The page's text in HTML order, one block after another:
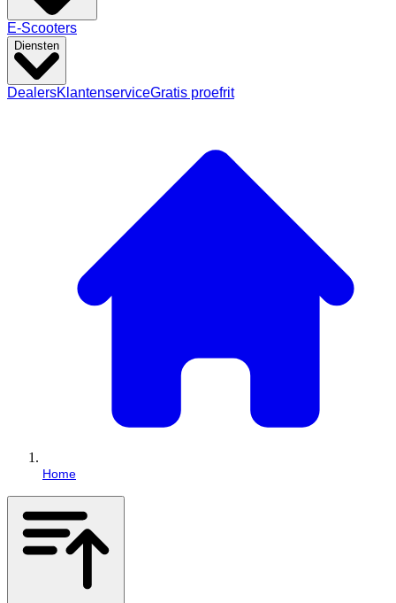
E-Scooters
Diensten
DealersKlantenserviceGratis proefrit
Home